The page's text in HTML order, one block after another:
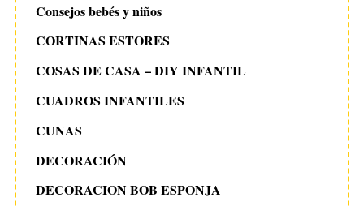
n
t
r
a
d
a
s
Consejos bebés y niños
CORTINAS ESTORES
COSAS DE CASA – DIY INFANTIL
CUADROS INFANTILES
CUNAS
DECORACIÓN
DECORACION BOB ESPONJA
o
: